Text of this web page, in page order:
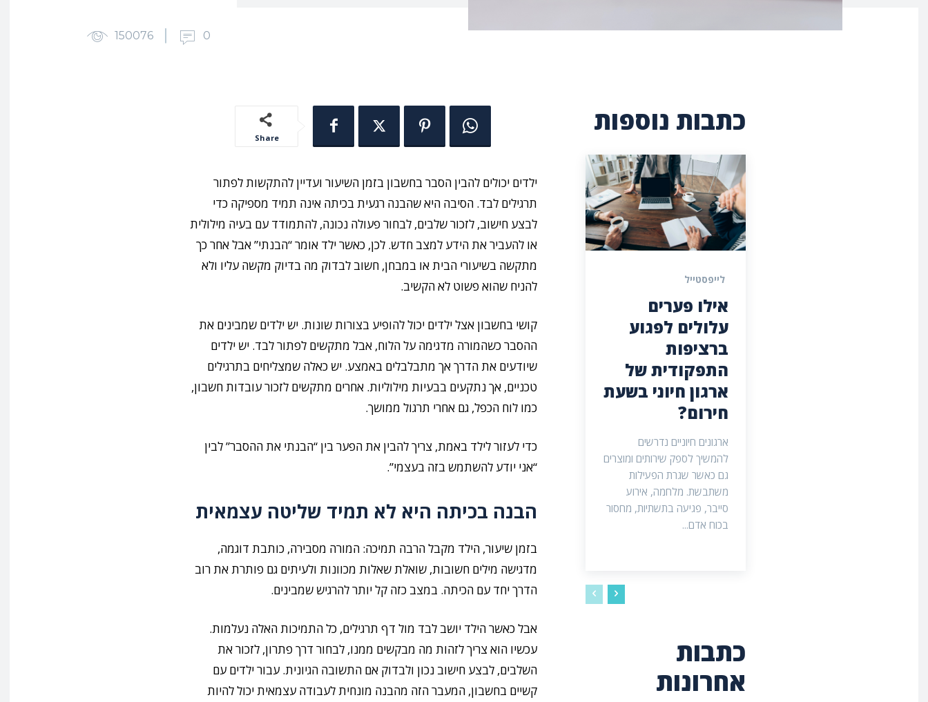
150076 0
Share
ילדים יכולים להבין הסבר בחשבון בזמן השיעור ועדיין להתקשות לפתור
תרגילים לבד. הסיבה היא שהבנה רגעית בכיתה אינה תמיד מספיקה כדי
לבצע חישוב, לזכור שלבים, לבחור פעולה נכונה, להתמודד עם בעיה מילולית
או להעביר את הידע למצב חדש. לכן, כאשר ילד אומר “הבנתי” אבל אחר כך
מתקשה בשיעורי הבית או במבחן, חשוב לבדוק מה בדיוק מקשה עליו ולא
להניח שהוא פשוט לא הקשיב.
קושי בחשבון אצל ילדים יכול להופיע בצורות שונות. יש ילדים שמבינים את
ההסבר כשהמורה מדגימה על הלוח, אבל מתקשים לפתור לבד. יש ילדים
שיודעים את הדרך אך מתבלבלים באמצע. יש כאלה שמצליחים בתרגילים
טכניים, אך נתקעים בבעיות מילוליות. אחרים מתקשים לזכור עובדות חשבון,
כמו לוח הכפל, גם אחרי תרגול ממושך.
כדי לעזור לילד באמת, צריך להבין את הפער בין “הבנתי את ההסבר” לבין
“אני יודע להשתמש בזה בעצמי”.
הבנה בכיתה היא לא תמיד שליטה עצמאית
בזמן שיעור, הילד מקבל הרבה תמיכה: המורה מסבירה, כותבת דוגמה,
מדגישה מילים חשובות, שואלת שאלות מכוונות ולעיתים גם פותרת את רוב
הדרך יחד עם הכיתה. במצב כזה קל יותר להרגיש שמבינים.
אבל כאשר הילד יושב לבד מול דף תרגילים, כל התמיכות האלה נעלמות.
עכשיו הוא צריך לזהות מה מבקשים ממנו, לבחור דרך פתרון, לזכור את
השלבים, לבצע חישוב נכון ולבדוק אם התשובה הגיונית. עבור ילדים עם
קשיים בחשבון, המעבר הזה מהבנה מונחית לעבודה עצמאית יכול להיות
כתבות נוספות
לייפסטייל
אילו פערים
עלולים לפגוע
ברציפות
התפקודית של
ארגון חיוני בשעת
חירום?
ארגונים חיוניים נדרשים
להמשיך לספק שירותים ומוצרים
גם כאשר שגרת הפעילות
משתבשת. מלחמה, אירוע
סייבר, פגיעה בתשתיות, מחסור
בכוח אדם...
כתבות
אחרונות